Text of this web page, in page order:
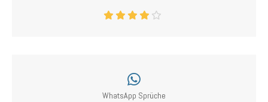
WhatsApp Sprüche